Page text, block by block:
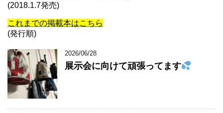
(2018.1.7発売)
これまでの掲載本はこちら
(発行順)
2026/06/28
展示会に向けて頑張ってます